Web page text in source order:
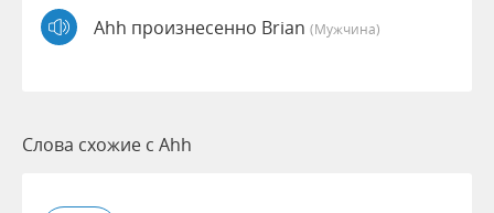
Ahh произнесенно Brian (мужчина)
Слова схожие с Ahh